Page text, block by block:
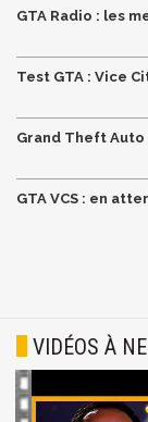
GTA Radio : les
Test GTA : Vice
Grand Theft
GTA VCS : en
VIDÉOS À